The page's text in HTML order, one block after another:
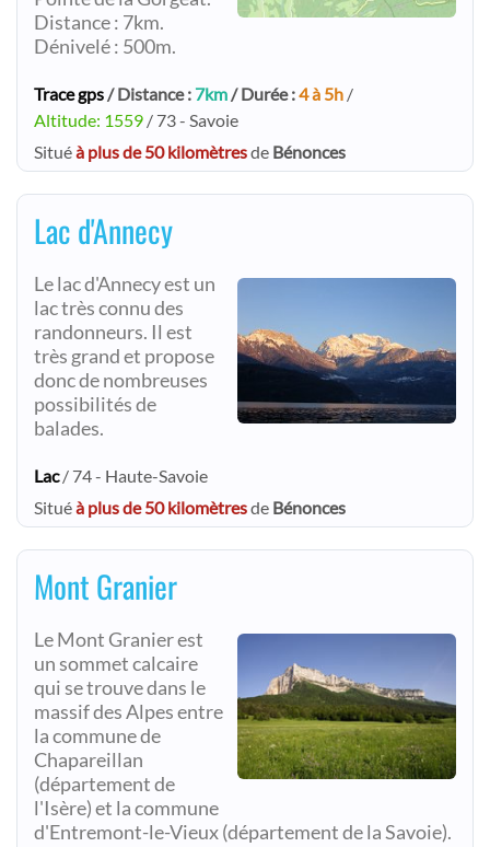
Distance : 7km.
Dénivelé : 500m.
Trace gps / Distance : 7km / Durée :4 à 5h /
Altitude: 1559 / 73 - Savoie
Situéà plus de 50 kilomètresde Bénonces
Lac d'Annecy
Le lac d'Annecy est un
lac très connu des
randonneurs. Il est
très grand et propose
donc de nombreuses
possibilités de
balades.
Lac/ 74 - Haute-Savoie
Situéà plus de 50 kilomètresde Bénonces
Mont Granier
Le Mont Granier est
un sommet calcaire
qui se trouve dans le
massif des Alpes entre
la commune de
Chapareillan
(département de
l'Isère) et la commune
d'Entremont-le-Vieux (département de la Savoie).